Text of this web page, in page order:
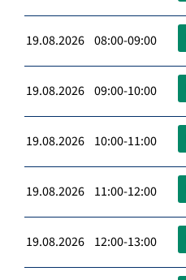
19.08.2026 08:00-09:00
19.08.2026 09:00-10:00
19.08.2026 10:00-11:00
19.08.2026 11:00-12:00
19.08.2026 12:00-13:00